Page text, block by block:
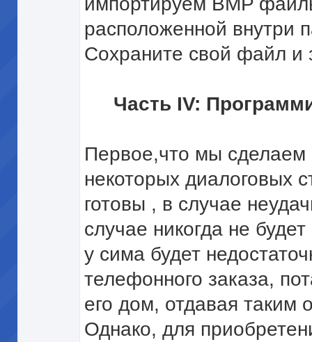
расположенной внутри
Сохраните свой файл и
Часть IV:
Первое,что мы
некоторых диалоговых
готовы , в случае
случае никогда не
у сима будет
телефонного заказа,
его дом, отдавая таким
Однако, для